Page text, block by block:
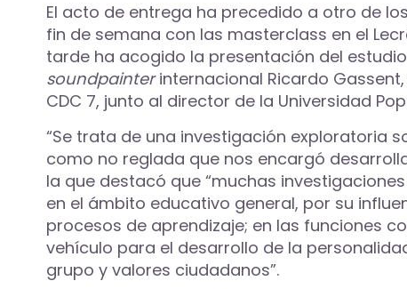
El acto de entrega ha precedido a otro de
fin de semana con las masterclass en el
tarde ha acogido la presentación del estudio
soundpainterinternacional Ricardo
CDC 7, junto al director de la Universidad
“Se trata de una investigación exploratoria
como no reglada que nos encargó
la que destacó que “muchas
en el ámbito educativo general, por su
procesos de aprendizaje; en las funciones
vehículo para el desarrollo de la
grupo y valores ciudadanos”.